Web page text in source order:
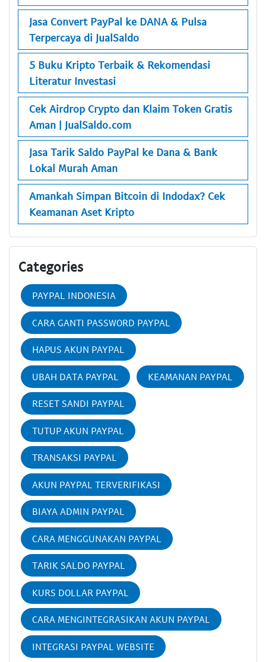
Jasa Convert PayPal ke DANA & Pulsa
Terpercaya di JualSaldo
5 Buku Kripto Terbaik & Rekomendasi
Literatur Investasi
Cek Airdrop Crypto dan Klaim Token Gratis
Aman | JualSaldo.com
Jasa Tarik Saldo PayPal ke Dana & Bank
Lokal Murah Aman
Amankah Simpan Bitcoin di Indodax? Cek
Keamanan Aset Kripto
Categories
PAYPAL INDONESIA
CARA GANTI PASSWORD PAYPAL
HAPUS AKUN PAYPAL
UBAH DATA PAYPAL KEAMANAN PAYPAL
RESET SANDI PAYPAL
TUTUP AKUN PAYPAL
TRANSAKSI PAYPAL
AKUN PAYPAL TERVERIFIKASI
BIAYA ADMIN PAYPAL
CARA MENGGUNAKAN PAYPAL
TARIK SALDO PAYPAL
KURS DOLLAR PAYPAL
CARA MENGINTEGRASIKAN AKUN PAYPAL
INTEGRASI PAYPAL WEBSITE